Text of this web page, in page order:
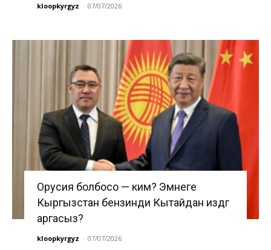
kloopkyrgyz - 07/07/2026
Орусия болбосо — ким? Эмнеге
Кыргызстан бензинди Кытайдан издөөгө
аргасыз?
kloopkyrgyz - 07/07/2026